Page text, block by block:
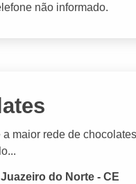
não informado.
maior rede de
do Norte - CE